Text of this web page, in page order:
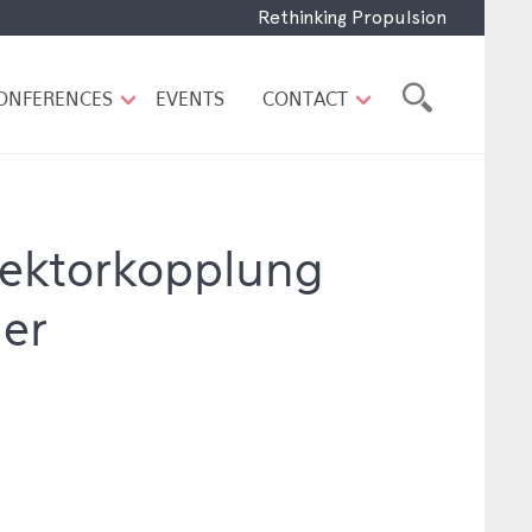
Rethinking Propulsion
EVENTS CONTACT